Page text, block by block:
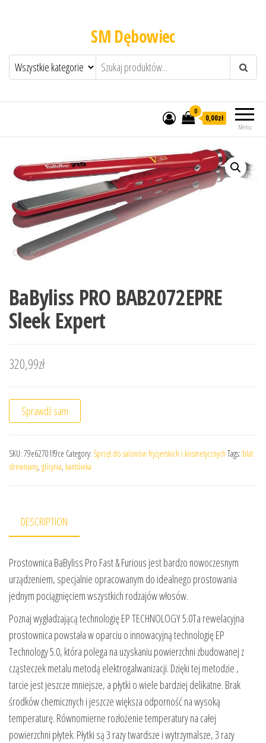
SM Dębowiec
Menu
0
0,00zł
BaByliss PRO BAB2072EPRE
Sleek Expert
320,99zł
Sprawdź sam
SKU: 79e62701f9ce Category: Sprzęt do salonów fryzjerskich i kosmetycznych Tags: blat
drewniany, glicynia, kantówka
DESCRIPTION
Prostownica BaByliss Pro Fast & Furious jest bardzo nowoczesnym
urządzeniem, specjalnie opracowanym do idealnego prostowania
jednym pociągnięciem wszystkich rodzajów włosów.
Poznaj wygładzającą technologię EP TECHNOLOGY 5.0Ta rewelacyjna
prostownica powstała w oparciu o innowacyjną technologię EP
Technology 5.0, która polega na uzyskaniu powierzchni zbudowanej z
cząsteczek metalu metodą elektrogalwanizacji. Dzięki tej metodzie ,
tarcie jest jeszcze mniejsze, a płytki o wiele bardziej delikatne. Brak
środków chemicznych i jeszcze większa odporność na wysoką
temperaturę. Równomierne rozłożenie temperatury na całej
powierzchni płytek. Płytki są 3 razy twardsze i wytrzymalsze, 3 razy